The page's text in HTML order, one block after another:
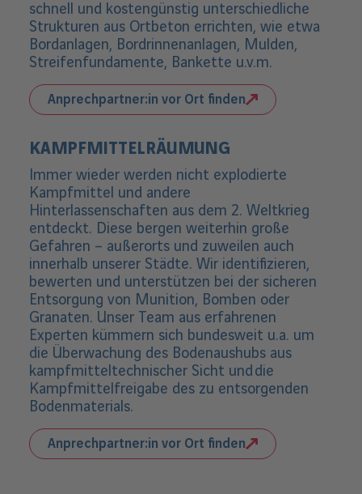
schnell und kostengünstig unterschiedliche
Strukturen aus Ortbeton errichten, wie etwa
Bordanlagen, Bordrinnenanlagen, Mulden,
Streifenfundamente, Bankette u.v.m.
Anprechpartner:in vor Ort finden
KAMPFMITTELRÄUMUNG
Immer wieder werden nicht explodierte
Kampfmittel und andere
Hinterlassenschaften aus dem 2. Weltkrieg
entdeckt. Diese bergen weiterhin große
Gefahren – außerorts und zuweilen auch
innerhalb unserer Städte. Wir identifizieren,
bewerten und unterstützen bei der sicheren
Entsorgung von Munition, Bomben oder
Granaten. Unser Team aus erfahrenen
Experten kümmern sich bundesweit u.a. um
die Überwachung des Bodenaushubs aus
kampfmitteltechnischer Sicht und die
Kampfmittelfreigabe des zu entsorgenden
Bodenmaterials.
Anprechpartner:in vor Ort finden